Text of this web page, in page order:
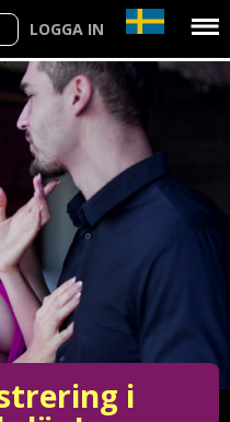
LOGGA IN
i